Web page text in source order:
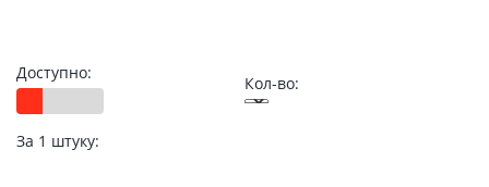
Доступно:
Кол-во:
За 1 штуку: